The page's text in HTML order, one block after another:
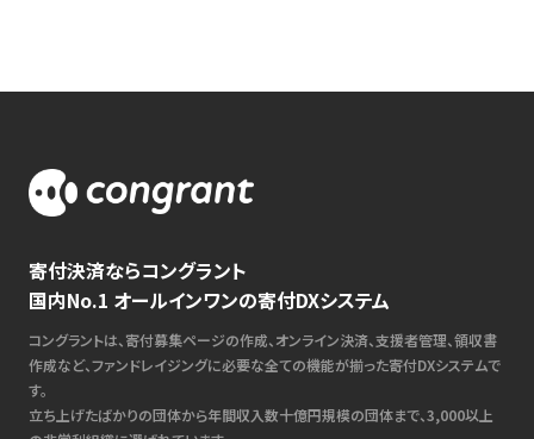
寄付決済ならコングラント
国内No.1 オールインワンの寄付DXシステム
コングラントは、寄付募集ページの作成、オンライン決済、支援者管理、領収書
作成など、ファンドレイジングに必要な全ての機能が揃った寄付DXシステムで
す。
立ち上げたばかりの団体から年間収入数十億円規模の団体まで、3,000以上